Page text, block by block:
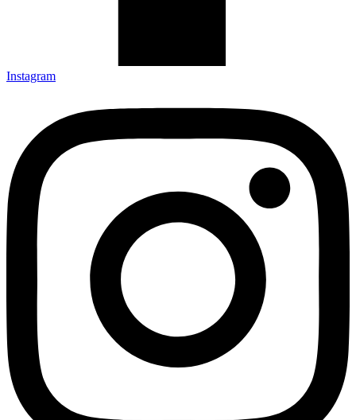
Instagram